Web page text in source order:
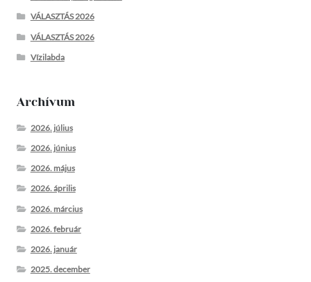
VÁLASZTÁS 2026
VÁLASZTÁS 2026
Vízilabda
Archívum
2026. július
2026. június
2026. május
2026. április
2026. március
2026. február
2026. január
2025. december